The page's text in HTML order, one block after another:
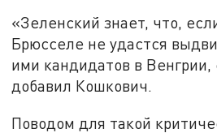
«Зеленский знает, что,
Брюсселе не удастся
ими кандидатов в Венгрии,
добавил Кошкович.
Поводом для такой